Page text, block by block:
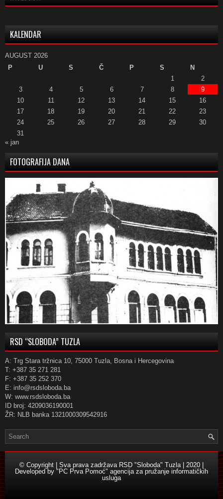
KALENDAR
AUGUST 2026
P
U S Č P S
N
1
2
3
4 5 6 7 8
9
10
11 12 13 14 15
16
17
18 19 20 21 22
23
24
25 26 27 28 29
30
31
« jan
FOTOGRAFIJA DANA
RSD “SLOBODA” TUZLA
A: Trg Stara tržnica 10, 75000 Tuzla, Bosna i Hercegovina
T: +387 35 271 281
F: +387 35 252 370
E: info@rsdsloboda.ba
W: www.rsdsloboda.ba
ID broj: 4209036190001
ŽR: NLB banka 1321000309542916
© Copyright | Sva prava zadržava RSD "Sloboda" Tuzla | 2020 |
Developed by "PC Prva Pomoć" agencija za pružanje informatičkih
usluga